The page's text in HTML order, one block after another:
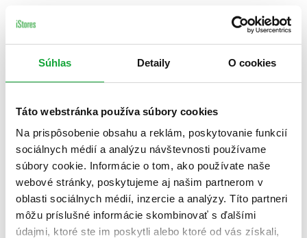
Súhlas Detaily O cookies
Táto webstránka používa súbory cookies
Na prispôsobenie obsahu a reklám, poskytovanie funkcií
sociálnych médií a analýzu návštevnosti používame
súbory cookie. Informácie o tom, ako používate naše
webové stránky, poskytujeme aj našim partnerom v
oblasti sociálnych médií, inzercie a analýzy. Títo partneri
môžu príslušné informácie skombinovať s ďalšími
údajmi, ktoré ste im poskytli alebo ktoré od vás získali,